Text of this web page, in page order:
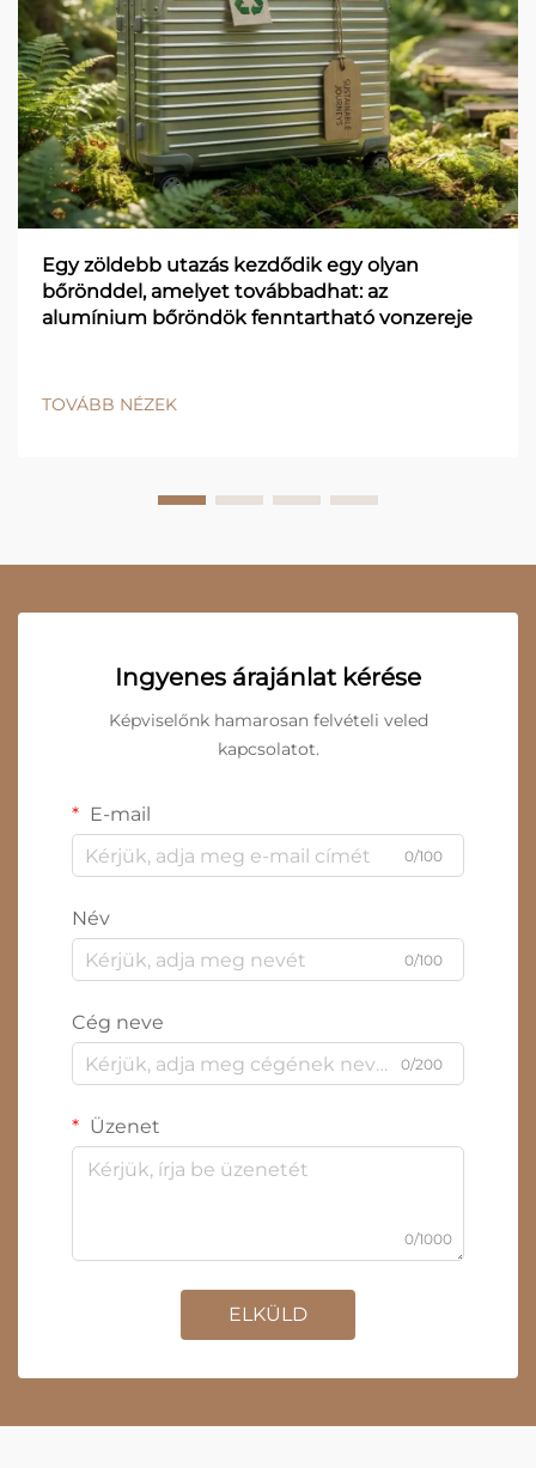
Egy zöldebb utazás kezdődik egy olyan
bőrönddel, amelyet továbbadhat: az
alumínium bőröndök fenntartható vonzereje
TOVÁBB NÉZEK
Ingyenes árajánlat kérése
Képviselőnk hamarosan felvételi veled
kapcsolatot.
E-mail
0/100
Név
0/100
Cég neve
0/200
Üzenet
0/1000
ELKÜLD